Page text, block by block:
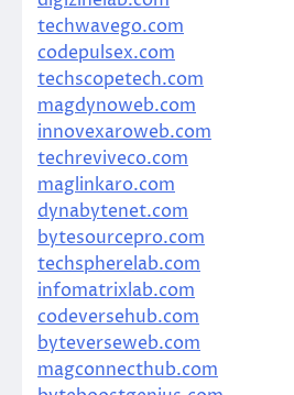
techwavego.com
codepulsex.com
techscopetech.com
magdynoweb.com
innovexaroweb.com
techreviveco.com
maglinkaro.com
dynabytenet.com
bytesourcepro.com
techspherelab.com
infomatrixlab.com
codeversehub.com
byteverseweb.com
magconnecthub.com